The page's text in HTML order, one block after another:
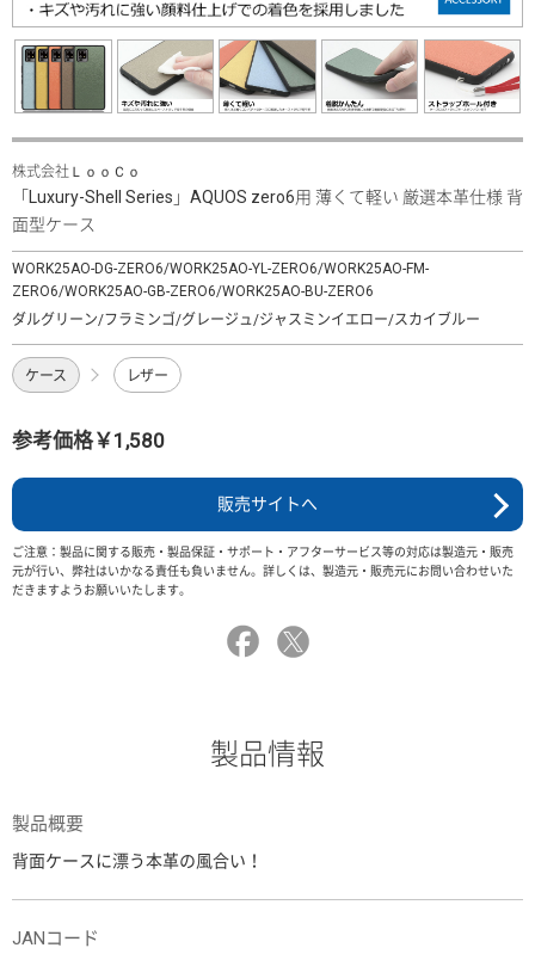
株式会社ＬｏｏＣｏ
「Luxury-Shell Series」AQUOS zero6用 薄くて軽い 厳選本革仕様 背
面型ケース
WORK25AO-DG-ZERO6/WORK25AO-YL-ZERO6/WORK25AO-FM-
ZERO6/WORK25AO-GB-ZERO6/WORK25AO-BU-ZERO6
ダルグリーン/フラミンゴ/グレージュ/ジャスミンイエロー/スカイブルー
ケース レザー
参考価格￥1,580
販売サイトへ
ご注意：製品に関する販売・製品保証・サポート・アフターサービス等の対応は製造元・販売
元が行い、弊社はいかなる責任も負いません。詳しくは、製造元・販売元にお問い合わせいた
だきますようお願いいたします。
製品情報
製品概要
背面ケースに漂う本革の風合い！
JANコード